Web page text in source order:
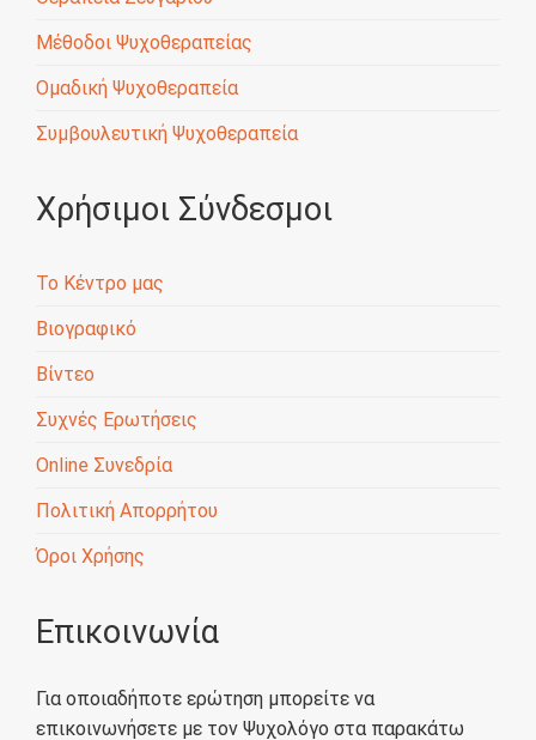
Μέθοδοι Ψυχοθεραπείας
Ομαδική Ψυχοθεραπεία
Συμβουλευτική Ψυχοθεραπεία
Χρήσιμοι Σύνδεσμοι
Το Κέντρο μας
Βιογραφικό
Βίντεο
Συχνές Ερωτήσεις
Online Συνεδρία
Πολιτική Απορρήτου
Όροι Χρήσης
Επικοινωνία
Για οποιαδήποτε ερώτηση μπορείτε να
επικοινωνήσετε με τον Ψυχολόγο στα παρακάτω